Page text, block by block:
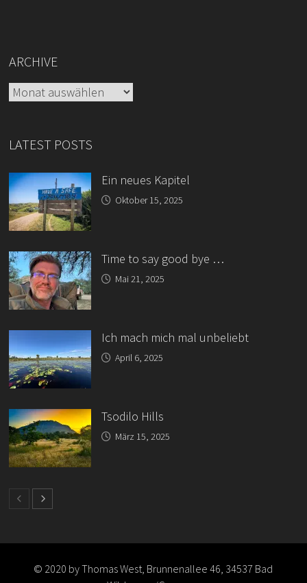
ARCHIVE
Archive
LATEST POSTS
Ein neues Kapitel
Oktober 15, 2025
Time to say good bye …
Mai 21, 2025
Ich mach mich mal unbeliebt
April 6, 2025
Tsodilo Hills
März 15, 2025
© 2020 by Thomas West, Brunnenallee 46, 34537 Bad